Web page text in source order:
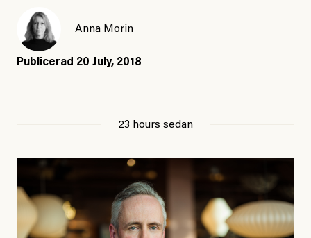
Anna Morin
Publicerad 20 July, 2018
23 hours sedan